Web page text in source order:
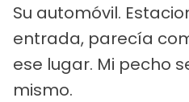
Su automóvil.
entrada, parecía
ese lugar. Mi pecho
mismo.